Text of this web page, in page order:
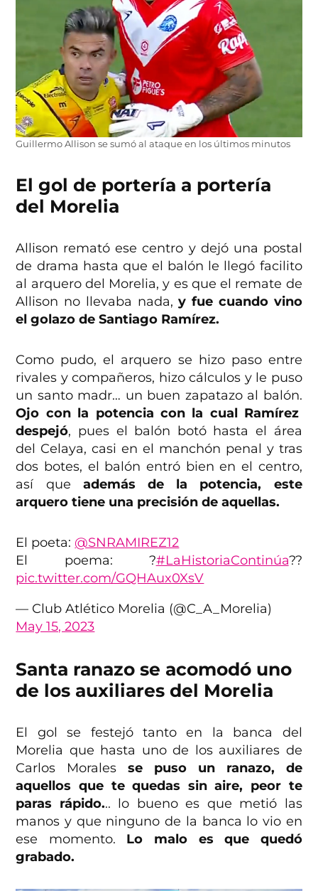
Guillermo Allison se sumó al ataque en los últimos minutos
El gol de portería a portería
del Morelia
Allison remató ese centro y dejó una postal
de drama hasta que el balón le llegó facilito
al arquero del Morelia, y es que el remate de
Allison no llevaba nada,y fue cuando vino
el golazo de Santiago Ramírez.
Como pudo, el arquero se hizo paso entre
rivales y compañeros, hizo cálculos y le puso
un santo madr… un buen zapatazo al balón.
Ojo con la potencia con la cual Ramírez
despejó, pues el balón botó hasta el área
del Celaya, casi en el manchón penal y tras
dos botes, el balón entró bien en el centro,
así que además de la potencia, este
arquero tiene una precisión de aquellas.
El poeta: @SNRAMIREZ12
El poema: ?#LaHistoriaContinúa??
pic.twitter.com/GQHAux0XsV
— Club Atlético Morelia (@C_A_Morelia)
May 15, 2023
Santa ranazo se acomodó uno
de los auxiliares del Morelia
El gol se festejó tanto en la banca del
Morelia que hasta uno de los auxiliares de
Carlos Moralesse puso un ranazo, de
aquellos que te quedas sin aire, peor te
paras rápido... lo bueno es que metió las
manos y que ninguno de la banca lo vio en
ese momento. Lo malo es que quedó
grabado.